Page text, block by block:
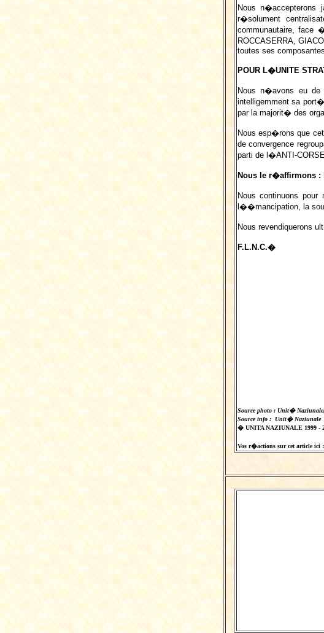
Nous
r�solument
communautaire, face
ROCCASERRA,
toutes ses
POUR L�UNITE
Nous n�avons eu
intelligemment sa
par la majorit� des
Nous esp�rons que
de convergence
parti de l�ANTI-
Nous le r�affirmons :
Nous continuons
l��mancipation, la
Nous revendiquerons
F.L.N.C.�
Source photo : Unit�
Source info : Unit� Naziunale
� UNITA NAZIUNALE 1999 -
Vos r�actions sur cet article ici :